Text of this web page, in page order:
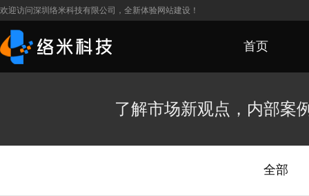
欢迎访问深圳络米科技有限公司，全新体验网站建设！
首页
了解市场新观点，内部案
全部